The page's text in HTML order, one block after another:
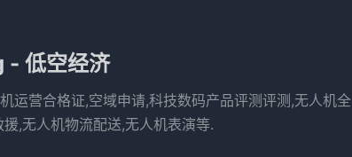
低空经济
运营合格证,空域申请,科技数码产品评测评测,无人机全
,无人机物流配送,无人机表演等.